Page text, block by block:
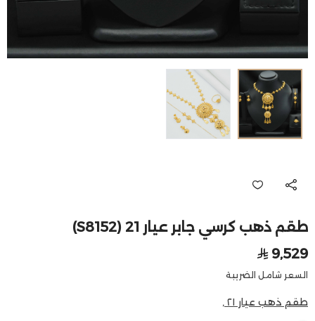
طقم ذهب كرسي جابر عيار 21 (S8152)
9,529
السعر شامل الضريبة
طقم ذهب عيار ٢١ ,